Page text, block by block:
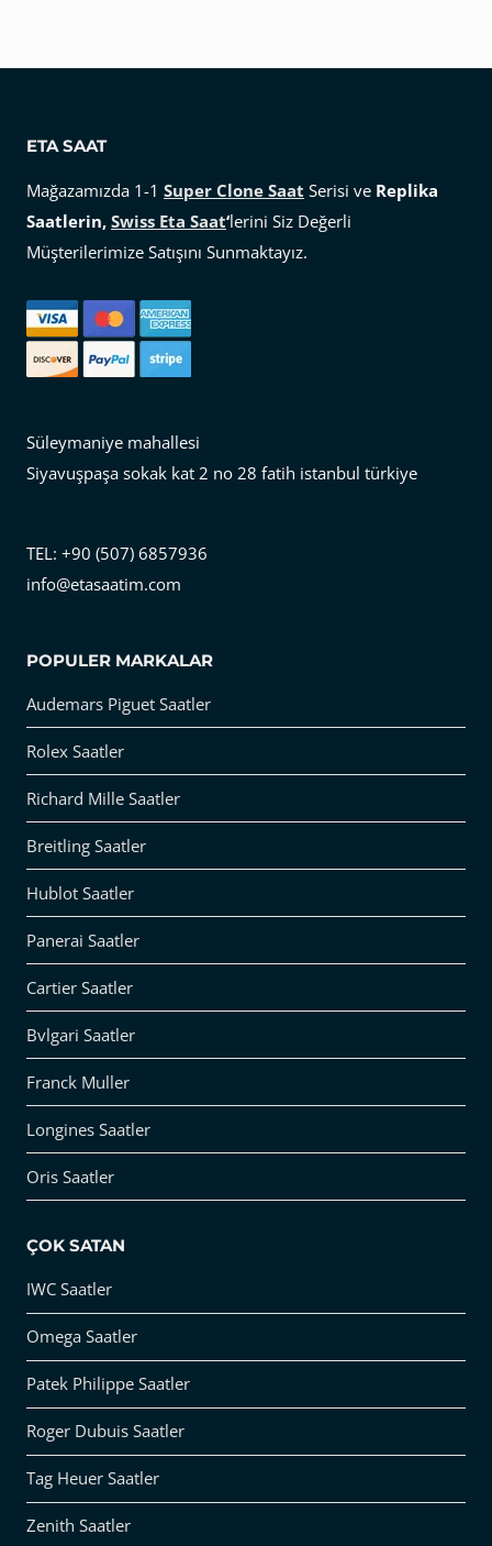
ETA SAAT
Mağazamızda 1-1 Super Clone Saat Serisi ve Replika
Saatlerin, Swiss Eta Saat‘lerini Siz Değerli
Müşterilerimize Satışını Sunmaktayız.
Süleymaniye mahallesi
Siyavuşpaşa sokak kat 2 no 28 fatih istanbul türkiye
TEL: +90 (507) 6857936
info@etasaatim.com
POPULER MARKALAR
Audemars Piguet Saatler
Rolex Saatler
Richard Mille Saatler
Breitling Saatler
Hublot Saatler
Panerai Saatler
Cartier Saatler
Bvlgari Saatler
Franck Muller
Longines Saatler
Oris Saatler
ÇOK SATAN
IWC Saatler
Omega Saatler
Patek Philippe Saatler
Roger Dubuis Saatler
Tag Heuer Saatler
Zenith Saatler